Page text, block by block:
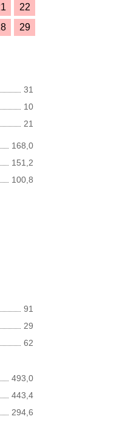
22
29
31
10
21
168,0
151,2
100,8
91
29
62
493,0
443,4
294,6